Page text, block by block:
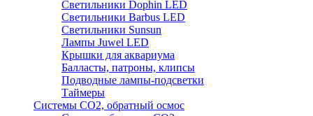
Светильники Dophin LED
Светильники Barbus LED
Светильники Sunsun
Лампы Juwel LED
Крышки для аквариума
Балласты, патроны, клипсы
Подводные лампы-подсветки
Таймеры
Системы CO2, обратный осмос